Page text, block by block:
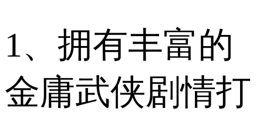
1、拥有丰富的
金庸武侠剧情打